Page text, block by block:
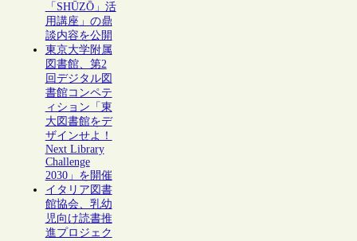
「SHŪZŌ」活
用講座」の鼎
談内容を公開
東京大学附属
図書館、第2
回デジタル図
書館コンペテ
ィション「東
大図書館をデ
ザインせよ！
Next Library
Challenge
2030」を開催
イタリア図書
館協会、乳幼
児向け読書推
進プロジェク